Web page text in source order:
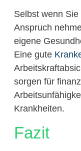
Selbst wenn
Anspruch
eigene
Eine gute
sorgen für
Krankheiten.
Fazit